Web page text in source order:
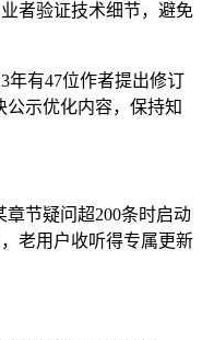
者验证技术细节，避免
年有47位作者提出修订
示优化内容，保持知
节疑问超200条时启动
老用户收听得专属更新